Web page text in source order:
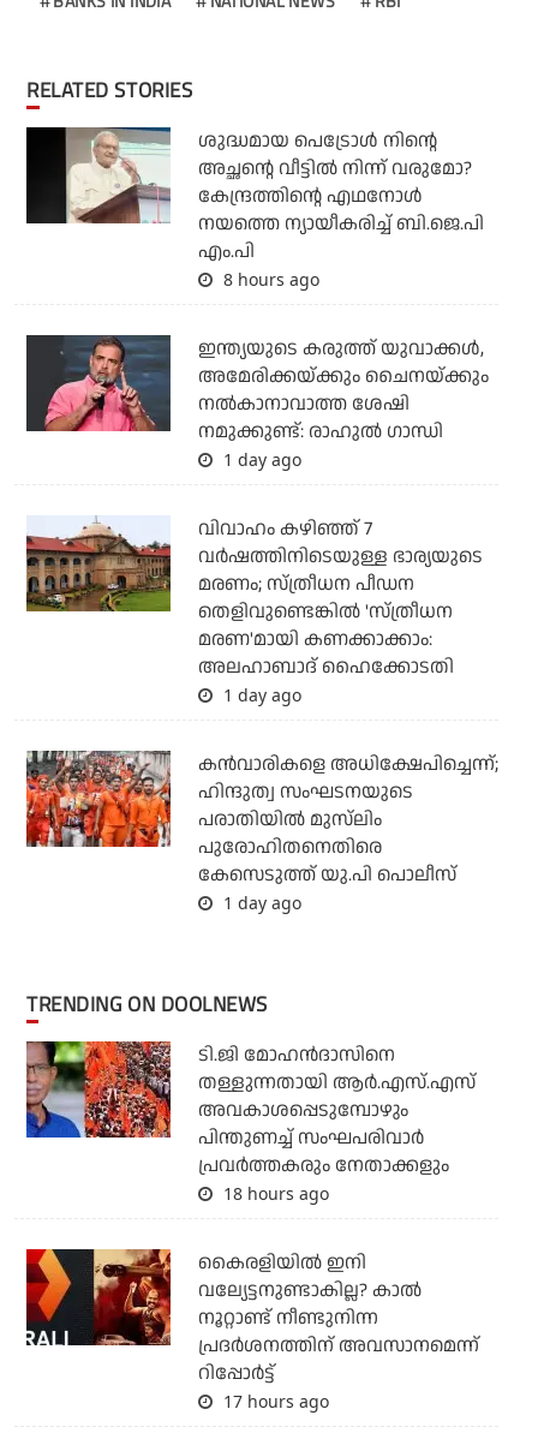
RELATED STORIES
ശുദ്ധമായ പെട്രോള്‍ നിന്റെ
അച്ഛന്റെ വീട്ടില്‍ നിന്ന് വരുമോ?
കേന്ദ്രത്തിന്റെ എഥനോള്‍
നയത്തെ ന്യായീകരിച്ച് ബി.ജെ.പി
എം.പി
8 hours ago
ഇന്ത്യയുടെ കരുത്ത് യുവാക്കള്‍,
അമേരിക്കയ്ക്കും ചൈനയ്ക്കും
നല്‍കാനാവാത്ത ശേഷി
നമുക്കുണ്ട്: രാഹുല്‍ ഗാന്ധി
1 day ago
വിവാഹം കഴിഞ്ഞ് 7
വര്‍ഷത്തിനിടെയുള്ള ഭാര്യയുടെ
മരണം; സ്ത്രീധന പീഡന
തെളിവുണ്ടെങ്കില്‍ 'സ്ത്രീധന
മരണ'മായി കണക്കാക്കാം:
അലഹാബാദ് ഹൈക്കോടതി
1 day ago
കന്‍വാരികളെ അധിക്ഷേപിച്ചെന്ന്;
ഹിന്ദുത്വ സംഘടനയുടെ
പരാതിയില്‍ മുസ്‌ലിം
പുരോഹിതനെതിരെ
കേസെടുത്ത് യു.പി പൊലീസ്
1 day ago
TRENDING ON DOOLNEWS
ടി.ജി മോഹന്‍ദാസിനെ
തള്ളുന്നതായി ആര്‍.എസ്.എസ്
അവകാശപ്പെടുമ്പോഴും
പിന്തുണച്ച് സംഘപരിവാര്‍
പ്രവര്‍ത്തകരും നേതാക്കളും
18 hours ago
കൈരളിയില്‍ ഇനി
വല്യേട്ടനുണ്ടാകില്ല? കാല്‍
നൂറ്റാണ്ട് നീണ്ടുനിന്ന
പ്രദര്‍ശനത്തിന് അവസാനമെന്ന്
റിപ്പോര്‍ട്ട്
17 hours ago